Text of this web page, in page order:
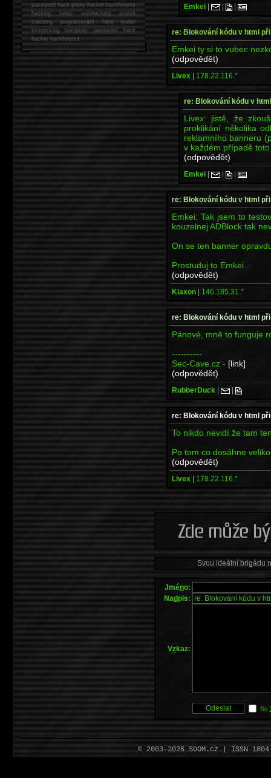
Emkei | | |
re: Blokování kódu v html
Emkei ty si to vubec
(odpovědět)
Livex | 178.22.116.*
re: Blokování kódu v
Livex: jistě, že
proklikání několika
reklamního banneru
v každém případě
(odpovědět)
Emkei | | |
re: Blokování kódu v html
Emkei: Tak jsem to
kouzelnej ADBlock tak
On se ten banner
Prostuduj to Emkei...
(odpovědět)
Klaxon | 146.185.31.*
re: Blokování kódu v html
Pánové, mně to funguje
----------
Sec-Cave.cz - [link]
(odpovědět)
RubberDuck | |
re: Blokování kódu v html
To nikdo nevidí že tam
Po tom co dosáhne
(odpovědět)
Livex | 178.22.116.*
Svou ideální brigádu
Jméno:
Nadpis:
Vzkaz:
No
password hack proxy hacker hackforums
hacking heslo webhacking exploit
cracking programování fake mailer
lockpicking bumpkey password hack
hackerhackforums
© 2003–2026 SOOM.cz | ISSN